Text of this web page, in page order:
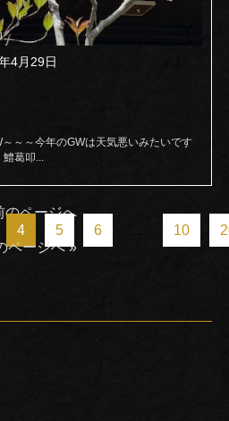
4月29日
～～今年のGWは天気悪いみたいです
葛叩...
のページへ
4 5 6 10
ページへ »